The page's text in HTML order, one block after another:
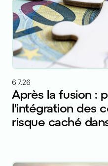
6.7.26
Après la fusion :
l'intégration des
risque caché